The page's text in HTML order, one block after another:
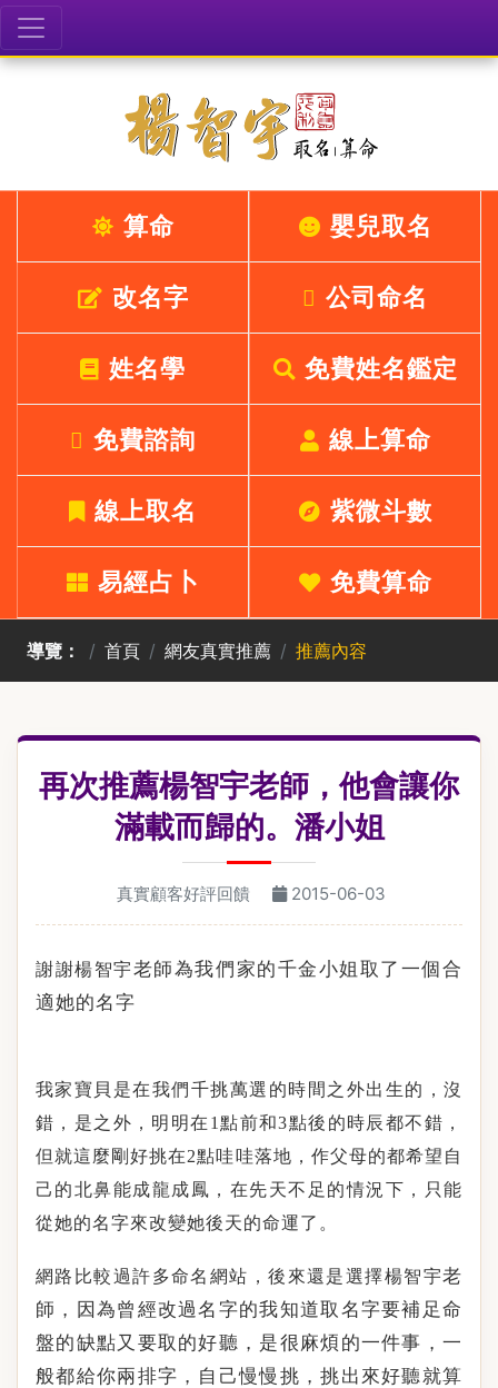
算命 嬰兒取名
改名字 公司命名
姓名學 免費姓名鑑定
免費諮詢 線上算命
線上取名 紫微斗數
易經占卜 免費算命
導覽： 首頁 網友真實推薦 推薦內容
再次推薦楊智宇老師，他會讓你
滿載而歸的。潘小姐
真實顧客好評回饋 2015-06-03
謝謝楊智宇老師為我們家的千金小姐取了一個合
適她的名字
我家寶貝是在我們千挑萬選的時間之外出生的，沒
錯，是之外，明明在 1 點前和3點後的時辰都不錯，
但就這麼剛好挑在2點哇哇落地，作父母的都希望自
己的北鼻能成龍成鳳，在先天不足的情況下，只能
從她的名字來改變她後天的命運了。
網路比較過許多命名網站，後來還是選擇楊智宇老
師，因為曾經改過名字的我知道取名字要補足命
盤的缺點又要取的好聽，是很麻煩的一件事，一
般都給你兩排字，自己慢慢挑，挑出來好聽就算